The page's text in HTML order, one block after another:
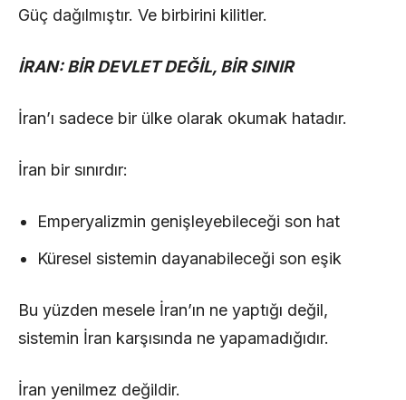
Güç dağılmıştır. Ve birbirini kilitler.
İRAN: BİR DEVLET DEĞİL, BİR SINIR
İran’ı sadece bir ülke olarak okumak hatadır.
İran bir sınırdır:
Emperyalizmin genişleyebileceği son hat
Küresel sistemin dayanabileceği son eşik
Bu yüzden mesele İran’ın ne yaptığı değil,
sistemin İran karşısında ne yapamadığıdır.
İran yenilmez değildir.